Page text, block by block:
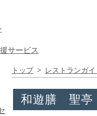
サービス
トップ> レストランガ
和遊膳 聖亭